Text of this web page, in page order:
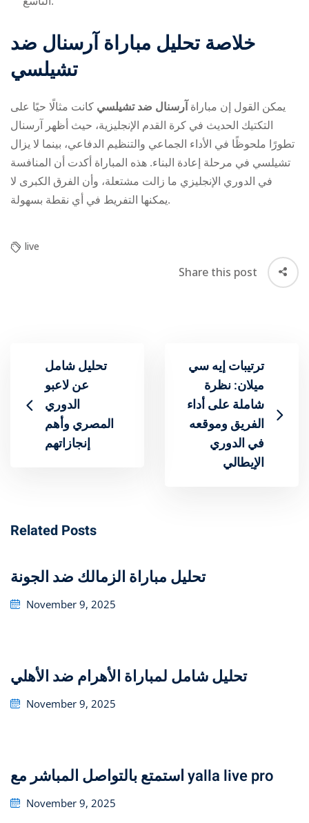
خلاصة تحليل مباراة آرسنال ضد
تشيلسي
يمكن القول إن مباراة آرسنال ضد تشيلسي كانت مثالًا حيًا على
التكتيك الحديث في كرة القدم الإنجليزية، حيث أظهر آرسنال
تطورًا ملحوظًا في الأداء الجماعي والتنظيم الدفاعي، بينما لا يزال
تشيلسي في مرحلة إعادة البناء. هذه المباراة أكدت أن المنافسة
في الدوري الإنجليزي ما زالت مشتعلة، وأن الفرق الكبرى لا
يمكنها التفريط في أي نقطة بسهولة.
live
Share this post
تحليل شامل
عن لاعبو
المصري وأهم
إنجازاتهم
ترتيبات إيه سي
ميلان: نظرة
شاملة على أداء
الفريق وموقعه
في الدوري
الإيطالي
Related Posts
تحليل مباراة الزمالك ضد الجونة
Posted
November 9, 2025
تحليل شامل لمباراة الأهرام ضد الأهلي
Posted
November 9, 2025
استمتع بالتواصل المباشر مع yalla live pro
Posted
November 9, 2025